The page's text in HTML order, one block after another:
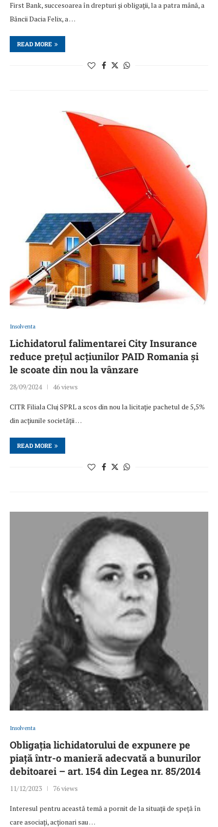
First Bank, succesoarea în drepturi și obligații, la a patra mână, a
Băncii Dacia Felix, a …
READ MORE
Insolventa
Lichidatorul falimentarei City Insurance
reduce prețul acțiunilor PAID Romania și
le scoate din nou la vânzare
28/09/2024 46 views
CITR Filiala Cluj SPRL a scos din nou la licitație pachetul de 5,5%
din acțiunile societății …
READ MORE
Insolventa
Obligația lichidatorului de expunere pe
piață într-o manieră adecvată a bunurilor
debitoarei – art. 154 din Legea nr. 85/2014
11/12/2023 76 views
Interesul pentru această temă a pornit de la situații de speță în
care asociați, acționari sau …